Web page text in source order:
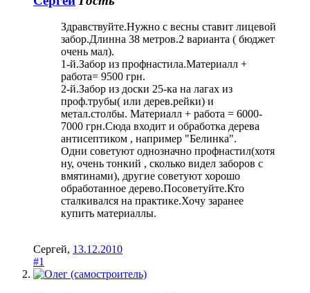
Здравствуйте.Нужно с весны ставит лицевой
забор.Длинна 38 метров.2 варианта ( бюджет
очень мал).
1-й.Забор из профнастила.Материалл +
работа= 9500 грн.
2-й.Забор из доски 25-ка на лагах из
проф.трубы( или дерев.рейки) и
метал.столбы. Материалл + работа = 6000-
7000 грн.Сюда входит и обработка дерева
антисептиком , например "Белинка".
Одни советуют однозначно профнастил(хотя
ну, очень тонкий , сколько видел заборов с
вмятинами), другие советуют хорошо
обработанное дерево.Посоветуйте.Кто
сталкивался на практике.Хочу заранее
купить материаллы.
Сергей, 13.12.2010
#1